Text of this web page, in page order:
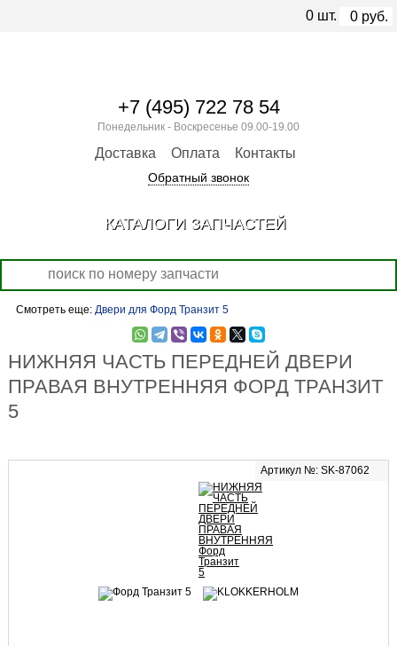
Смотреть еще: Двери для Форд Транзит 5
НИЖНЯЯ ЧАСТЬ ПЕРЕДНЕЙ ДВЕРИ
ПРАВАЯ ВНУТРЕННЯЯ ФОРД ТРАНЗИТ
5
Артикул №: SK-87062
+7 (495) 722 78 54
Понедельник - Воскресенье 09.00-19.00
Доставка Оплата Контакты
Обратный звонок
0 шт. 0 руб.
КАТАЛОГИ ЗАПЧАСТЕЙ